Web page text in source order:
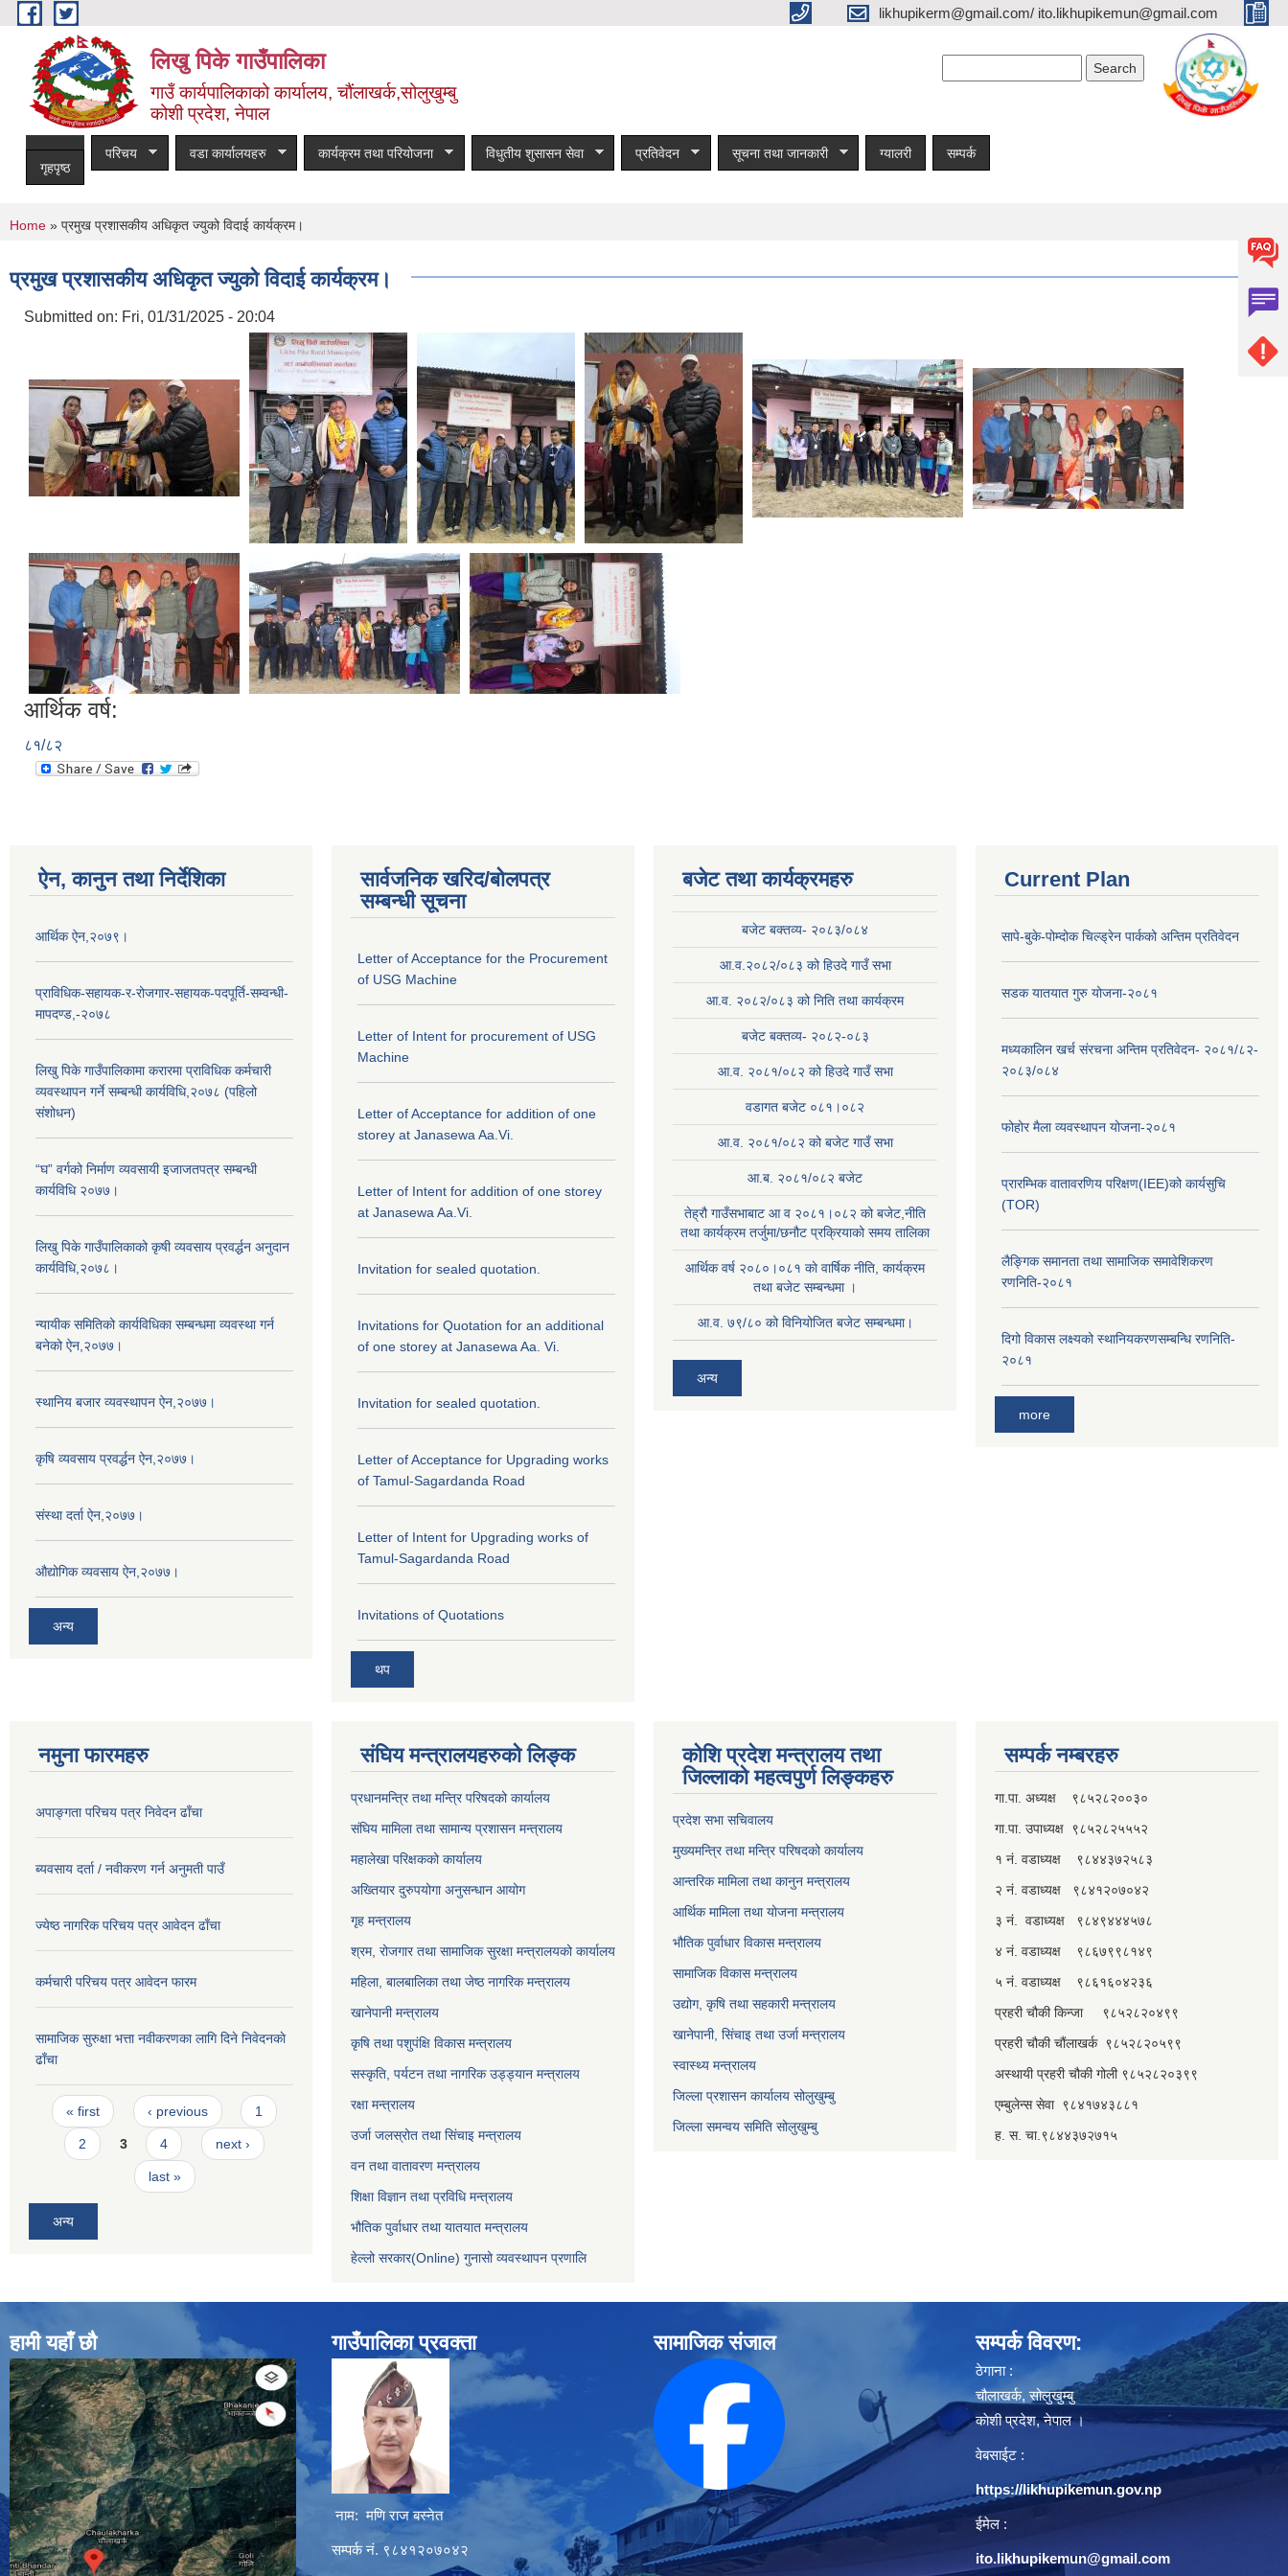
Skip to main content likhupikerm@gmail.com/ ito.likhupikemun@gmail.com
लिखु पिके गाउँपालिका
गाउँ कार्यपालिकाको कार्यालय, चौंलाखर्क,सोलुखुम्बु
कोशी प्रदेश, नेपाल
गृहपृष्ठ
परिचय वडा कार्यालयहरु कार्यक्रम तथा परियोजना विधुतीय शुसासन सेवा प्रतिवेदन सूचना तथा जानकारी ग्यालरी सम्पर्क
You are here
Home » प्रमुख प्रशासकीय अधिकृत ज्युको विदाई कार्यक्रम।
प्रमुख प्रशासकीय अधिकृत ज्युको विदाई कार्यक्रम।
Submitted on: Fri, 01/31/2025 - 20:04
आर्थिक वर्ष:
८१/८२
ऐन, कानुन तथा निर्देशिका
आर्थिक ऐन,२०७९।
प्राविधिक-सहायक-र-रोजगार-सहायक-पदपूर्ति-सम्वन्धी-
मापदण्ड,-२०७८
लिखु पिके गाउँपालिकामा करारमा प्राविधिक कर्मचारी
व्यवस्थापन गर्ने सम्बन्धी कार्यविधि,२०७८ (पहिलो
संशोधन)
“घ” वर्गको निर्माण व्यवसायी इजाजतपत्र सम्बन्धी
कार्यविधि २०७७।
लिखु पिके गाउँपालिकाको कृषी व्यवसाय प्रवर्द्धन अनुदान
कार्यविधि,२०७८।
न्यायीक समितिको कार्यविधिका सम्बन्धमा व्यवस्था गर्न
बनेको ऐन,२०७७।
स्थानिय बजार व्यवस्थापन ऐन,२०७७।
कृषि व्यवसाय प्रवर्द्धन ऐन,२०७७।
संस्था दर्ता ऐन,२०७७।
औद्योगिक व्यवसाय ऐन,२०७७।
अन्य
सार्वजनिक खरिद/बोलपत्र
सम्बन्धी सूचना
Letter of Acceptance for the Procurement
of USG Machine
Letter of Intent for procurement of USG
Machine
Letter of Acceptance for addition of one
storey at Janasewa Aa.Vi.
Letter of Intent for addition of one storey
at Janasewa Aa.Vi.
Invitation for sealed quotation.
Invitations for Quotation for an additional
of one storey at Janasewa Aa. Vi.
Invitation for sealed quotation.
Letter of Acceptance for Upgrading works
of Tamul-Sagardanda Road
Letter of Intent for Upgrading works of
Tamul-Sagardanda Road
Invitations of Quotations
थप
बजेट तथा कार्यक्रमहरु
बजेट बक्तव्य- २०८३/०८४
आ.व.२०८२/०८३ को हिउदे गाउँ सभा
आ.व. २०८२/०८३ को निति तथा कार्यक्रम
बजेट बक्तव्य- २०८२-०८३
आ.व. २०८१/०८२ को हिउदे गाउँ सभा
वडागत बजेट ०८१।०८२
आ.व. २०८१/०८२ को बजेट गाउँ सभा
आ.ब. २०८१/०८२ बजेट
तेह्रौ गाउँसभाबाट आ व २०८१।०८२ को बजेट,नीति
तथा कार्यक्रम तर्जुमा/छनौट प्रक्रियाको समय तालिका
आर्थिक वर्ष २०८०।०८१ काे वार्षिक नीति, कार्यक्रम
तथा बजेट सम्बन्धमा ।
आ.व. ७९/८० को विनियोजित बजेट सम्बन्धमा।
अन्य
Current Plan
सापे-बुके-पोम्दोक चिल्ड्रेन पार्कको अन्तिम प्रतिवेदन
सडक यातयात गुरु योजना-२०८१
मध्यकालिन खर्च संरचना अन्तिम प्रतिवेदन- २०८१/८२-
२०८३/०८४
फोहोर मैला व्यवस्थापन योजना-२०८१
प्रारम्भिक वातावरणिय परिक्षण(IEE)को कार्यसुचि
(TOR)
लैङ्‍गिक समानता तथा सामाजिक समावेशिकरण
रणनिति-२०८१
दिगो विकास लक्ष्यको स्थानियकरणसम्बन्धि रणनिति-
२०८१
more
नमुना फारमहरु
अपाङ्गता परिचय पत्र निवेदन ढाँचा
ब्यवसाय दर्ता / नवीकरण गर्न अनुमती पाउँ
ज्येष्ठ नागरिक परिचय पत्र आवेदन ढाँचा
कर्मचारी परिचय पत्र आवेदन फारम
सामाजिक सुरुक्षा भत्ता नवीकरणका लागि दिने निवेदनकाे
ढाँचा
Pages
« first ‹ previous 1
2 3 4 next ›
last »
अन्य
संघिय मन्त्रालयहरुको लिङ्‍क
प्रधानमन्त्रि तथा मन्त्रि परिषदको कार्यालय
संघिय मामिला तथा सामान्य प्रशासन मन्त्रालय
महालेखा परिक्षकको कार्यालय
अख्तियार दुरुपयोगा अनुसन्धान आयोग
गृह मन्त्रालय
श्रम, रोजगार तथा सामाजिक सुरक्षा मन्त्रालयको कार्यालय
महिला, बालबालिका तथा जेष्ठ नागरिक मन्त्रालय
खानेपानी मन्त्रालय
कृषि तथा पशुपंक्षि विकास मन्त्रालय
सस्कृति, पर्यटन तथा नागरिक उड्ड्यान मन्त्रालय
रक्षा मन्त्रालय
उर्जा जलस्रोत तथा सिंचाइ मन्‍त्रालय
वन तथा वातावरण मन्त्रालय
शिक्षा विज्ञान तथा प्रविधि मन्त्रालय
भौतिक पुर्वाधार तथा यातयात मन्त्रालय
हेल्लो सरकार(Online) गुनासो व्यवस्थापन प्रणालि
कोशि प्रदेश मन्त्रालय तथा
जिल्लाको महत्वपुर्ण लिङ्कहरु
प्रदेश सभा सचिवालय
मुख्यमन्त्रि तथा मन्त्रि परिषदको कार्यालय
आन्तरिक मामिला तथा कानुन मन्त्रालय
आर्थिक मामिला तथा योजना मन्त्रालय
भौतिक पुर्वाधार विकास मन्त्रालय
सामाजिक विकास मन्त्रालय
उद्योग, कृषि तथा सहकारी मन्त्रालय
खानेपानी, सिंचाइ तथा उर्जा मन्त्रालय
स्वास्थ्य मन्त्रालय
जिल्ला प्रशासन कार्यालय सोलुखुम्बु
जिल्ला समन्वय समिति सोलुखुम्बु
सम्पर्क नम्बरहरु
गा.पा. अध्यक्ष ९८५२८२००३०
गा.पा. उपाध्यक्ष ९८५२८२५५५२
१ नं. वडाध्यक्ष ९८४४३७२५८३
२ नं. वडाध्यक्ष ९८४१२०७०४२
३ नं. वडाध्यक्ष ९८४९४४४५७८
४ नं. वडाध्यक्ष ९८६७९९८१४९
५ नं. वडाध्यक्ष ९८६१६०४२३६
प्रहरी चौकी किन्जा ९८५२८२०४९९
प्रहरी चौकी चौंलाखर्क ९८५२८२०५९९
अस्थायी प्रहरी चौकी गोली ९८५२८२०३९९
एम्बुलेन्स सेवा ९८४१७४३८८१
ह. स. चा.९८४४३७२७१५
हामी यहाँ छौ गाउँपालिका प्रवक्ता
नाम: मणि राज बस्नेत
सम्पर्क नं. ९८४१२०७०४२
सामाजिक संजाल सम्पर्क विवरण:
ठेगाना :
चौलाखर्क, सोलुखुम्बु
काेशी प्रदेश, नेपाल ।
वेबसाईट :
https://likhupikemun.gov.np
ईमेल :
ito.likhupikemun@gmail.com